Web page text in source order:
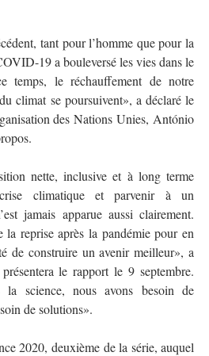
tant pour l’homme que pour la
19 a bouleversé les vies dans le
temps, le réchauffement de notre
climat se poursuivent», a déclaré le
des Nations Unies, António
nette, inclusive et à long terme
climatique et parvenir à un
jamais apparue aussi clairement.
reprise après la pandémie pour en
de construire un avenir meilleur», a
le rapport le 9 septembre.
la science, nous avons besoin de
de solutions».
2020, deuxième de la série, auquel